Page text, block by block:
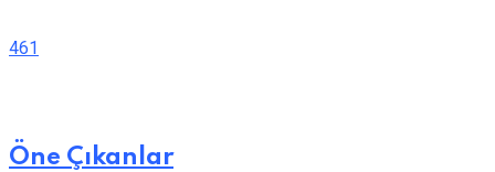
461
Öne Çıkanlar